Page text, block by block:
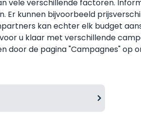
vele verschillende factoren.
kunnen bijvoorbeeld
kan echter elk budget
u klaar met verschillende
door de pagina "Campagnes" op